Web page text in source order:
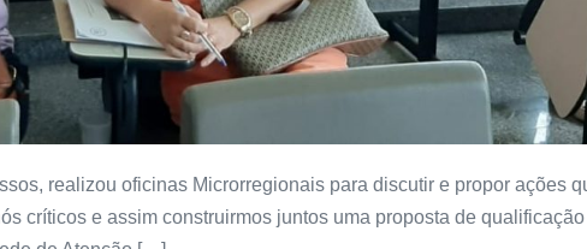
realizou oficinas Microrregionais para discutir e propor ações
críticos e assim construirmos juntos uma proposta de